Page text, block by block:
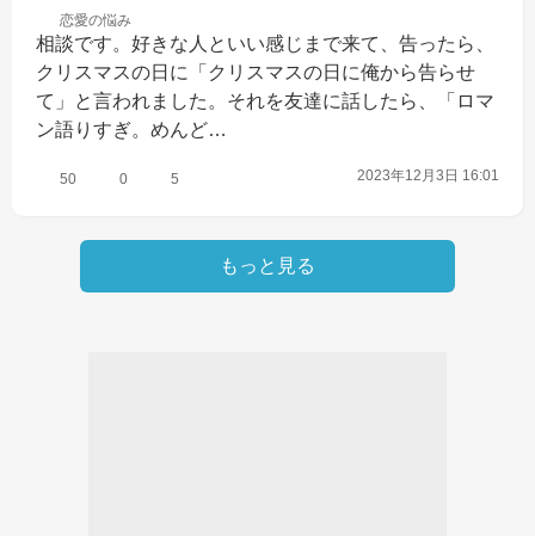
恋愛の悩み
相談です。好きな人といい感じまで来て、告ったら、
クリスマスの日に「クリスマスの日に俺から告らせ
て」と言われました。それを友達に話したら、「ロマ
ン語りすぎ。めんど…
50 0 5 2023年12月3日 16:01
もっと見る